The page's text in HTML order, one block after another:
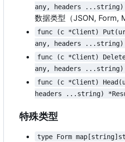
any, headers ...string)
数据类型 （JSON, Form,
func (c *Client)
any, headers ...string)
func (c *Client)
any, headers ...string)
func (c *Client)
headers ...string)
特殊类型
type Form